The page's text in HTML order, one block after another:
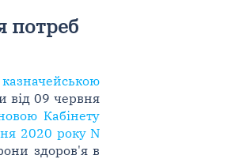
потреб
від 09 червня
Кабінету
2020 року N
здоров'я в